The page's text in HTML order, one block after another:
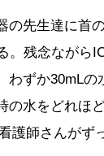
の先生達に首
。残念ながら
ずか30mLの
水をどれほ
護師さんがず